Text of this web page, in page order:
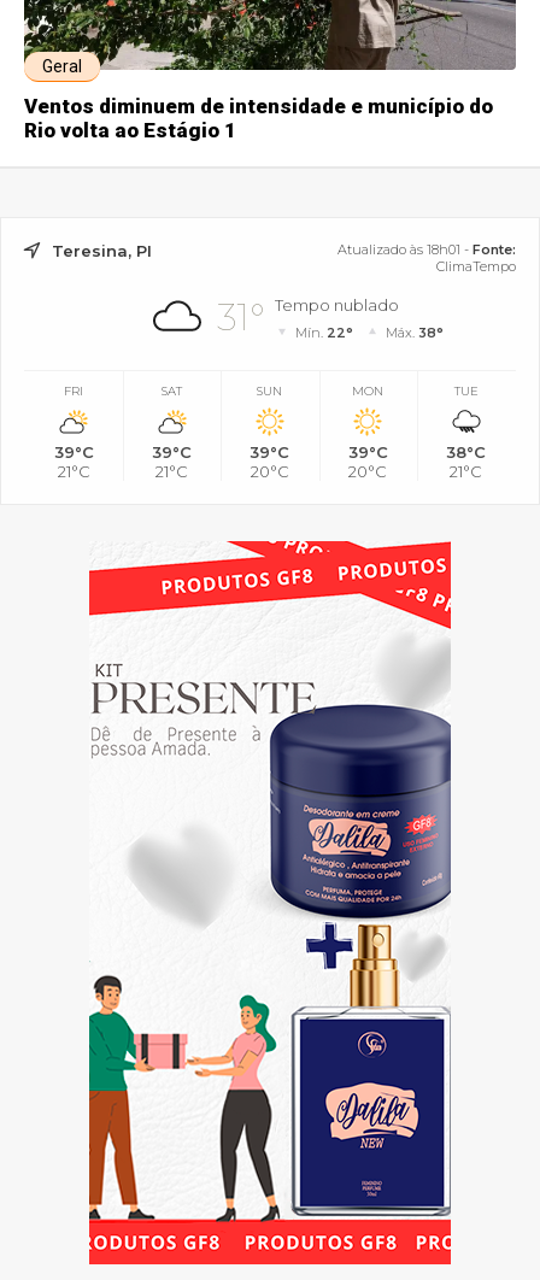
Geral
Ventos diminuem de intensidade e município do
Rio volta ao Estágio 1
Teresina, PI Atualizado às 18h01 - Fonte:
ClimaTempo
31° Tempo nublado
Mín. 22° Máx. 38°
FRI
39°C
21°C
SAT
39°C
21°C
SUN
39°C
20°C
MON
39°C
20°C
TUE
38°C
21°C